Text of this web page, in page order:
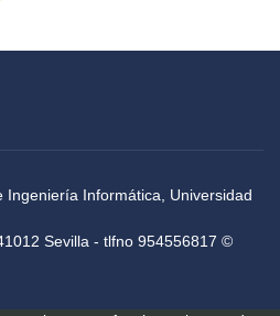
Ingeniería Informática, Universidad
Sevilla - tlfno 954556817 ©